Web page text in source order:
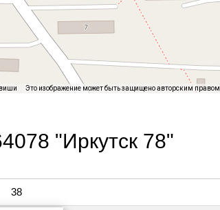
Это изображение может быть защищено авторским правом
"Иркутск 78"
38